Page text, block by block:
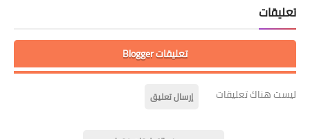
تعليقات
تعليقات Blogger
ليست هناك تعليقات إرسال تعليق